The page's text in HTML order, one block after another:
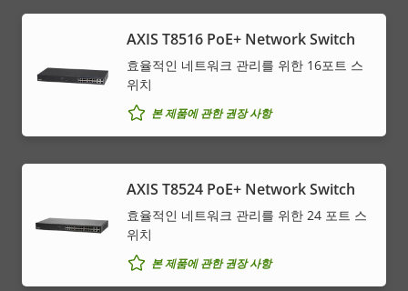
AXIS T8516 PoE+ Network Switch
효율적인 네트워크 관리를 위한 16포트 스
위치
본 제품에 관한 권장 사항
AXIS T8524 PoE+ Network Switch
효율적인 네트워크 관리를 위한 24 포트 스
위치
본 제품에 관한 권장 사항